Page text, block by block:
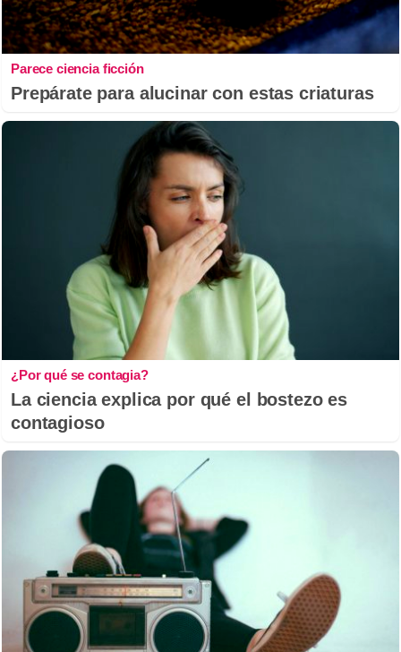
Parece ciencia ficción
Prepárate para alucinar con estas criaturas
¿Por qué se contagia?
La ciencia explica por qué el bostezo es
contagioso